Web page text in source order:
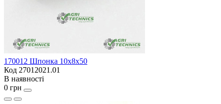
170012 Шпонка 10x8x50
Код 27012021.01
В наявності
0 грн